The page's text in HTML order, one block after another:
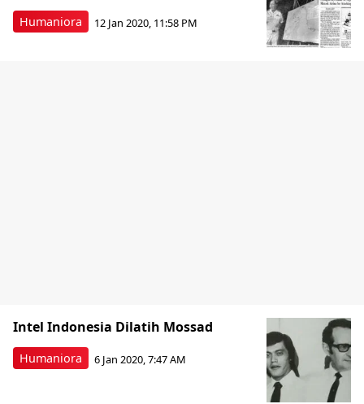
Humaniora 12 Jan 2020, 11:58 PM
Humaniora
Intel Indonesia Dilatih Mossad
6 Jan 2020, 7:47 AM